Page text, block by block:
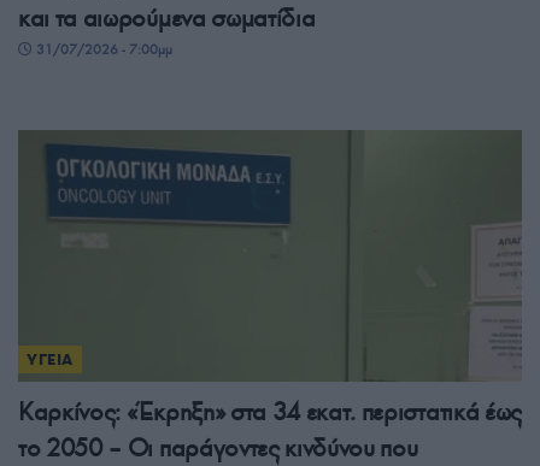
και τα αιωρούμενα σωματίδια
31/07/2026 - 7:00μμ
ΥΓΕΙΑ
Καρκίνος: «Έκρηξη» στα 34 εκατ. περιστατικά έως
το 2050 – Οι παράγοντες κινδύνου που